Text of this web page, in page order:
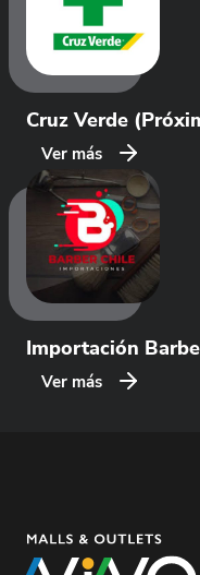
Cruz Verde
Ver más
Importación
Ver más